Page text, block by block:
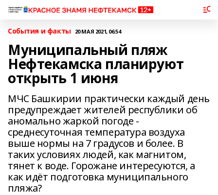
События и факты 20 МАЯ 2021, 06:54
Муниципальный пляж
Нефтекамска планируют
открыть 1 июня
МЧС Башкирии практически каждый день
предупреждает жителей республики об
аномально жаркой погоде -
среднесуточная температура воздуха
выше нормы на 7 градусов и более. В
таких условиях людей, как магнитом,
тянет к воде. Горожане интересуются, а
как идёт подготовка муниципального
пляжа?